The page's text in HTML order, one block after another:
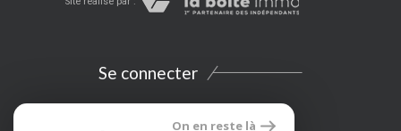
Se connecter
Espace propriétaires
On en reste là